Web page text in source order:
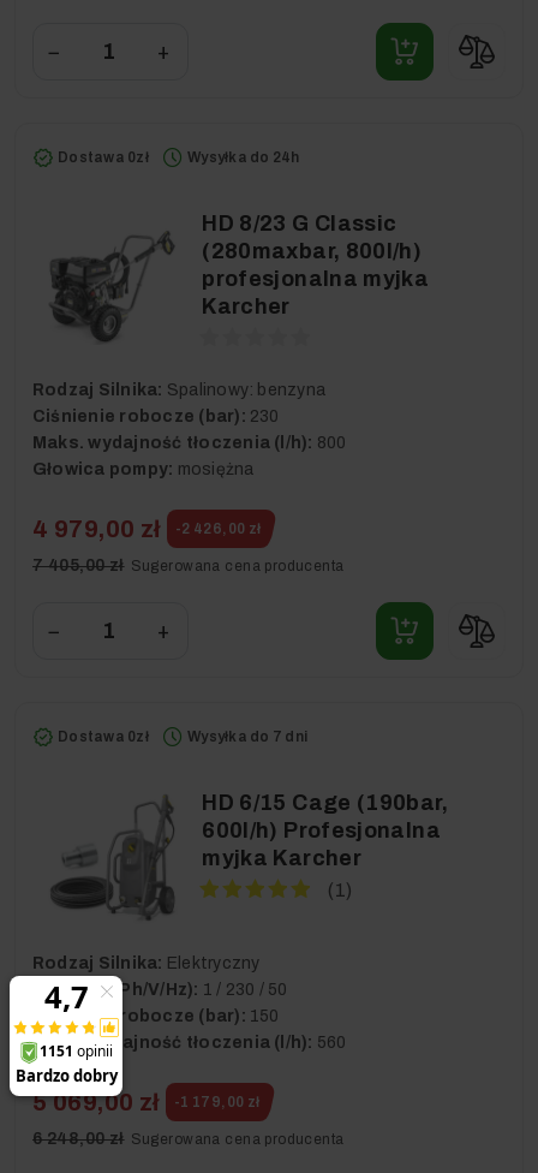
− +
Dostawa 0zł Wysyłka do 24h
HD 8/23 G Classic
(280maxbar, 800l/h)
profesjonalna myjka
Karcher
Rodzaj Silnika: Spalinowy: benzyna
Ciśnienie robocze (bar): 230
Maks. wydajność tłoczenia (l/h): 800
Głowica pompy: mosiężna
4 979,00 zł -2 426,00 zł
7 405,00 zł Sugerowana cena producenta
− +
Dostawa 0zł Wysyłka do 7 dni
HD 6/15 Cage (190bar,
600l/h) Profesjonalna
myjka Karcher
(1)
Rodzaj Silnika: Elektryczny
Napięcie (Ph/V/Hz): 1 / 230 / 50
Ciśnienie robocze (bar): 150
Maks. wydajność tłoczenia (l/h): 560
5 069,00 zł -1 179,00 zł
6 248,00 zł Sugerowana cena producenta